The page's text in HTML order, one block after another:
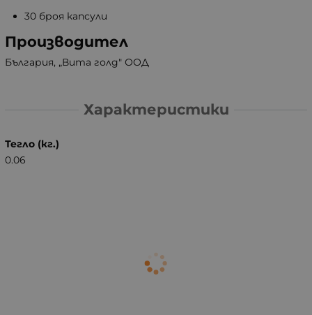
30 броя капсули
Производител
България, „Вита голд" ООД
Характеристики
Тегло (кг.)
0.06